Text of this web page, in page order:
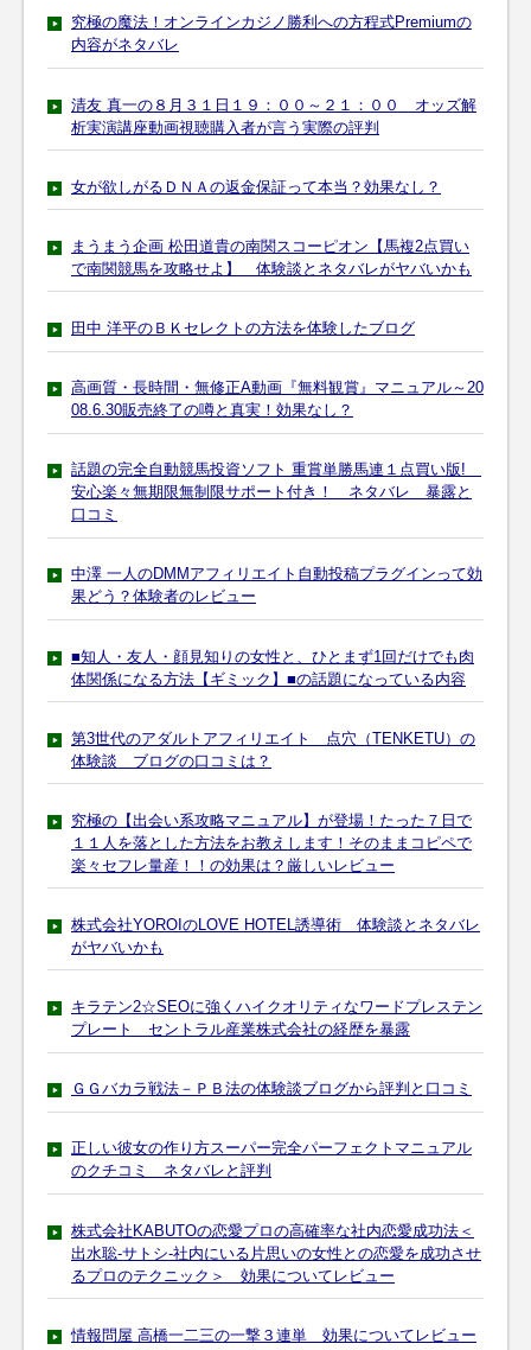
究極の魔法！オンラインカジノ勝利への方程式Premiumの
内容がネタバレ
清友 真一の８月３１日１９：００～２１：００ オッズ解
析実演講座動画視聴購入者が言う実際の評判
女が欲しがるＤＮＡの返金保証って本当？効果なし？
まうまう企画 松田道貴の南関スコーピオン【馬複2点買い
で南関競馬を攻略せよ】 体験談とネタバレがヤバいかも
田中 洋平のＢＫセレクトの方法を体験したブログ
高画質・長時間・無修正A動画『無料観賞』マニュアル～20
08.6.30販売終了の噂と真実！効果なし？
話題の完全自動競馬投資ソフト 重賞単勝馬連１点買い版!
安心楽々無期限無制限サポート付き！ ネタバレ 暴露と
口コミ
中澤 一人のDMMアフィリエイト自動投稿プラグインって効
果どう？体験者のレビュー
■知人・友人・顔見知りの女性と、ひとまず1回だけでも肉
体関係になる方法【ギミック】■の話題になっている内容
第3世代のアダルトアフィリエイト 点穴（TENKETU）の
体験談 ブログの口コミは？
究極の【出会い系攻略マニュアル】が登場！たった７日で
１１人を落とした方法をお教えします！そのままコピペで
楽々セフレ量産！！の効果は？厳しいレビュー
株式会社YOROIのLOVE HOTEL誘導術 体験談とネタバレ
がヤバいかも
キラテン2☆SEOに強くハイクオリティなワードプレステン
プレート セントラル産業株式会社の経歴を暴露
ＧＧバカラ戦法－ＰＢ法の体験談ブログから評判と口コミ
正しい彼女の作り方スーパー完全パーフェクトマニュアル
のクチコミ ネタバレと評判
株式会社KABUTOの恋愛プロの高確率な社内恋愛成功法＜
出水聡-サトシ-社内にいる片思いの女性との恋愛を成功させ
るプロのテクニック＞ 効果についてレビュー
情報問屋 高橋一二三の一撃３連単 効果についてレビュー